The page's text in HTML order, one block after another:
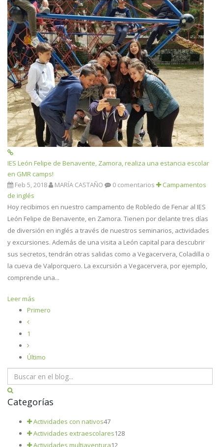
IES León Felipe de Benavente, Zamora, realiza una estancia escolar
en GMR camps!
Feb 5, 2018
MARÍA CASTAÑO 0 comentarios
Campamentos
de inglés
Hoy recibimos en nuestro campamento de Robledo de Fenar al IES
León Felipe de Benavente, en Zamora. Tienen por delante tres días
de diversión en inglés a través de nuestros seminarios, actividades
y excursiones. Además de una visita a León capital para descubrir
sus secretos, tendrán otras salidas como a Vegacervera, Coladilla o
la cueva de Valporquero. La excursión a Vegacervera, por ejemplo,
comprende una...
Leer más
Primero
1
Último
Categorías
Actividades con nativos47
Actividades extraescolares128
Actividades multiaventura12